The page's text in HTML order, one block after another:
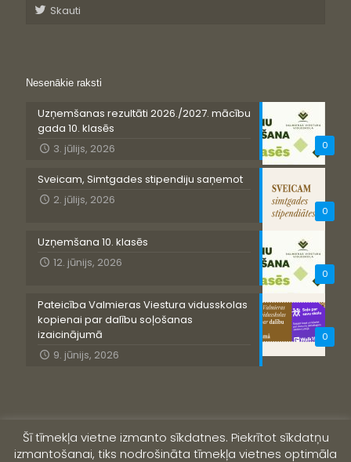
Skauti
Nesenākie raksti
0
Uzņemšanas rezultāti 2026./2027. mācību
gada 10. klasēs
3. jūlijs, 2026
0
Sveicam, Simtgades stipendiju saņemot
2. jūlijs, 2026
0
Uzņemšana 10. klasēs
12. jūnijs, 2026
0
Pateicība Valmieras Viestura vidusskolas
kopienai par dalību soļošanas
izaicinājumā
9. jūnijs, 2026
Šī tīmekļa vietne izmanto sīkdatnes. Piekrītot sīkdatņu
izmantošanai, tiks nodrošināta tīmekļa vietnes optimāla